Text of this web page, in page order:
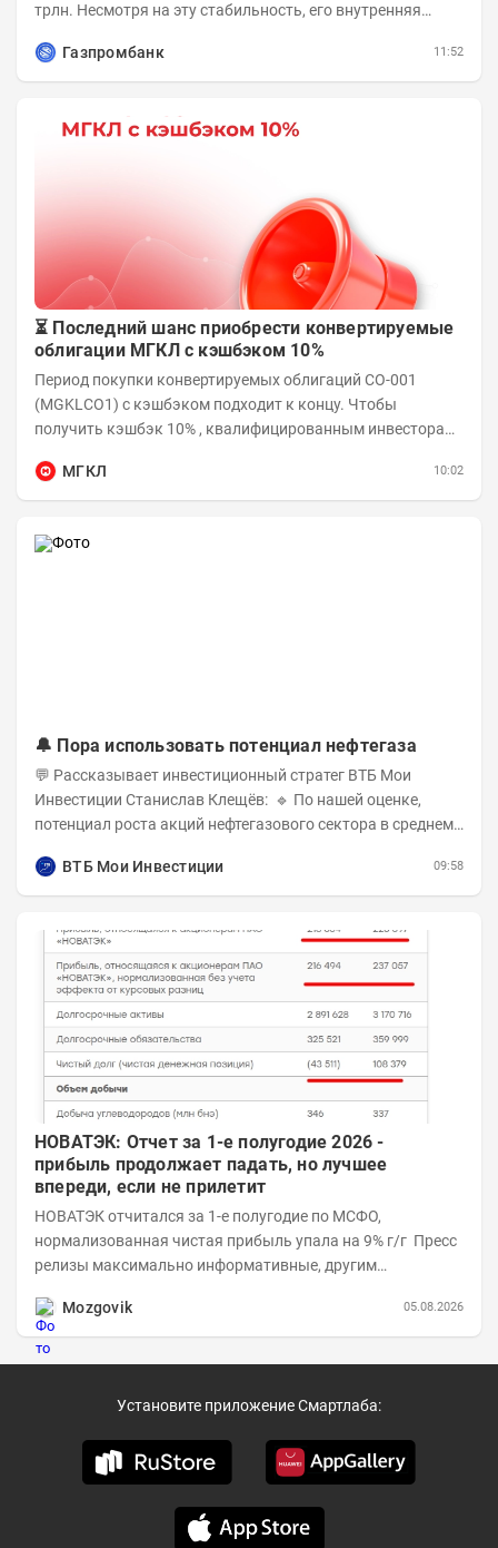
трлн. Несмотря на эту стабильность, его внутренняя
Газпромбанк
11:52
⏳ Последний шанс приобрести конвертируемые
облигации МГКЛ с кэшбэком 10%
Период покупки конвертируемых облигаций СО-001
(MGKLCO1) с кэшбэком подходит к концу. Чтобы
получить кэшбэк 10% , квалифицированным инвесторам
МГКЛ
10:02
🔔 Пора использовать потенциал нефтегаза
💬 Рассказывает инвестиционный стратег ВТБ Мои
Инвестиции Станислав Клещёв: 🔹 По нашей оценке,
потенциал роста акций нефтегазового сектора в среднем
ВТБ Мои Инвестиции
09:58
НОВАТЭК: Отчет за 1-е полугодие 2026 -
прибыль продолжает падать, но лучшее
впереди, если не прилетит
НОВАТЭК отчитался за 1-е полугодие по МСФО,
нормализованная чистая прибыль упала на 9% г/г Пресс
релизы максимально информативные, другим
Mozgovik
05.08.2026
Установите приложение Смартлаба: